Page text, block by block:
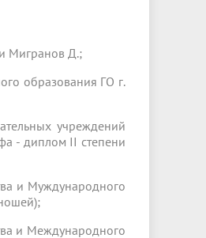
Мигранов Д.;
образования ГО г.
учреждений
- диплом II степени
и Муждународного
и Международного